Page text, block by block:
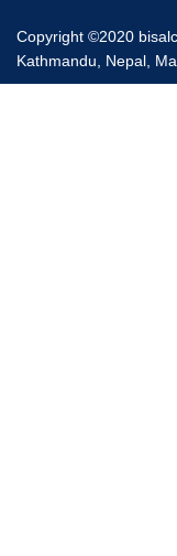
Copyright ©2020
Kathmandu, Nepal,